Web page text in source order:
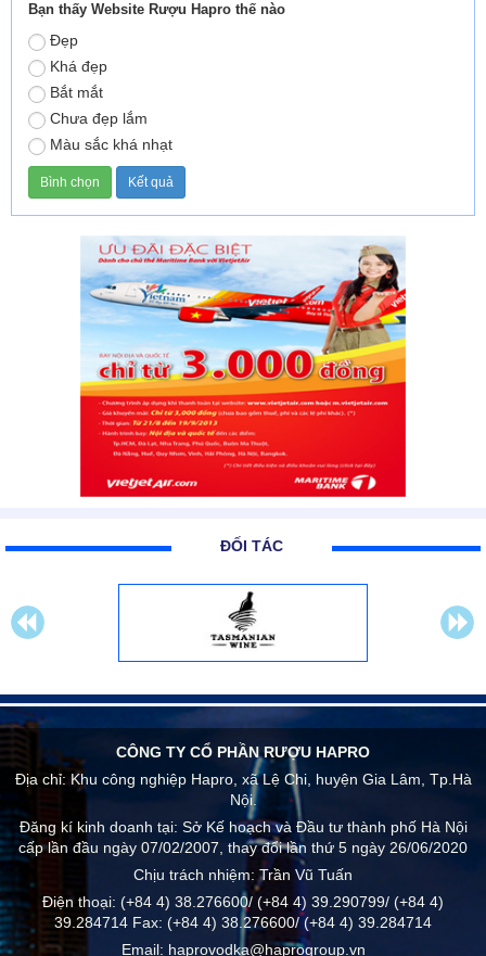
Bạn thấy Website Rượu Hapro thế nào
Đẹp
Khá đẹp
Bắt mắt
Chưa đẹp lắm
Màu sắc khá nhạt
ĐỐI TÁC
CÔNG TY CỔ PHẦN RƯỢU HAPRO
Địa chỉ:Khu công nghiệp Hapro, xã Lệ Chi, huyện Gia Lâm, Tp.Hà
Nội.
Đăng kí kinh doanh tại: Sở Kế hoạch và Đầu tư thành phố Hà Nội
cấp lần đầu ngày 07/02/2007, thay đổi lần thứ 5 ngày 26/06/2020
Chịu trách nhiệm:Trần Vũ Tuấn
Điện thoại: (+84 4) 38.276600/ (+84 4) 39.290799/ (+84 4)
39.284714 Fax: (+84 4) 38.276600/ (+84 4) 39.284714
Email: haprovodka@haprogroup.vn